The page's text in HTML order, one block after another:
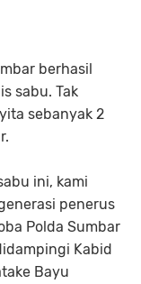
berhasil
sabu. Tak
sebanyak 2
ini, kami
penerus
Polda Sumbar
Kabid
Bayu